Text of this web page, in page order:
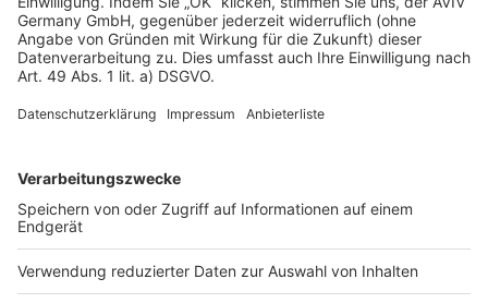
Datenschutz
Impressum
Services
Bauprojekt-Quiz
Häuser-Suche
Hausanbieter-Suche